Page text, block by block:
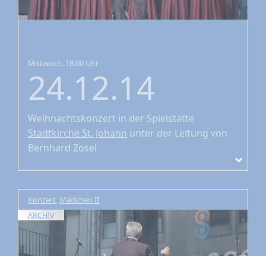
Mittwoch, 18:00 Uhr
24.12.14
Weihnachtskonzert in der Spielstätte
Stadtkirche St. Johann unter der Leitung von
Bernhard Zosel
Konzert, Mädchen II
ARCHIV